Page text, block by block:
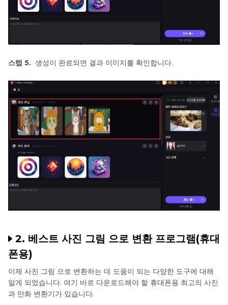
스텝 5. 생성이 완료되면 결과 이미지를 확인합니다.
2. 베스트 사진 그림 으로 변환 프로그램(휴대
폰용)
이제 사진 그림 으로 변환하는 데 도움이 되는 다양한 도구에 대해
알게 되었습니다. 여기 바로 다운로드해야 할 휴대폰용 최고의 사진
과 만화 변환기가 있습니다.